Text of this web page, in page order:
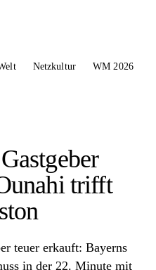
Netzkultur WM 2026
trifft
teuer erkauft: Bayerns
in der 22. Minute mit